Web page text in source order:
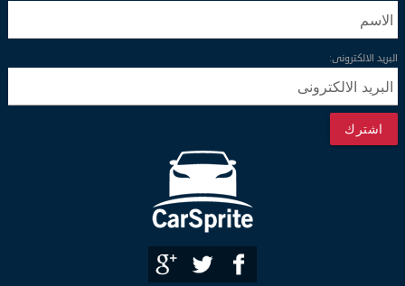
البريد الالكترونى:
اشترك